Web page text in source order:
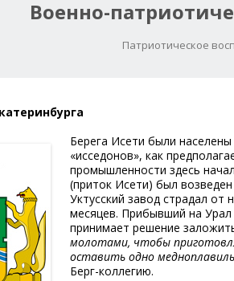
Военно-
Патриотическое
Берега Исети были
«исседонов», как
промышленности здесь
(приток Исети) был
Уктусский завод страдал
месяцев. Прибывший на Урал
принимает решение
молотами, чтобы
оставить одно
Берг-коллегию.